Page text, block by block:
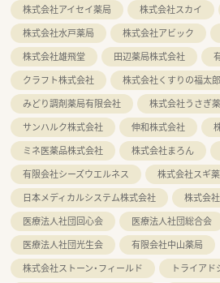
株式会社アイセイ薬局
株式会社スカイ
株式会社水戸薬局
株式会社アビック
株式会社雄飛堂
田辺薬局株式会社
クラフト株式会社
株式会社くすりの福太郎
みどり調剤薬局有限会社
株式会社うさぎ
サンハルク株式会社
伸和株式会社
ミネ医薬品株式会社
株式会社まろん
有限会社シーズウエルネス
株式会社スギ
日本メディカルシステム株式会社
株式会
医療法人社団回心会
医療法人社団総合会
医療法人社団光生会
有限会社中山薬局
株式会社ストーン・フィールド
トライア